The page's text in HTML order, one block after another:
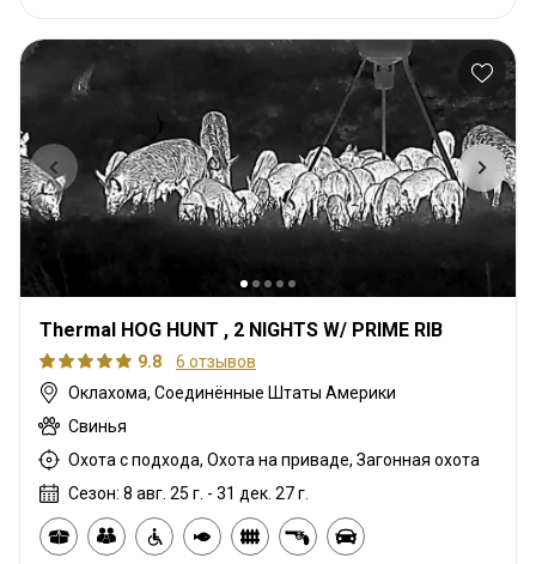
Thermal HOG HUNT , 2 NIGHTS W/ PRIME RIB
9.8
6 отзывов
Оклахома, Соединённые Штаты Америки
Свинья
Охота с подхода, Охота на приваде, Загонная охота
Сезон: 8 авг. 25 г. - 31 дек. 27 г.